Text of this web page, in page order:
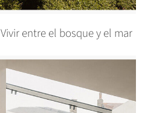
Vivir entre el bosque y el mar